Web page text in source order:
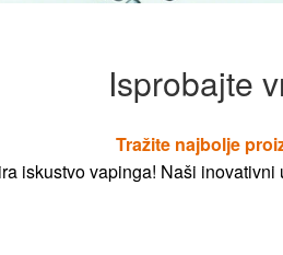
Isprobajte
Tražite najbolje
iskustvo vapinga! Naši